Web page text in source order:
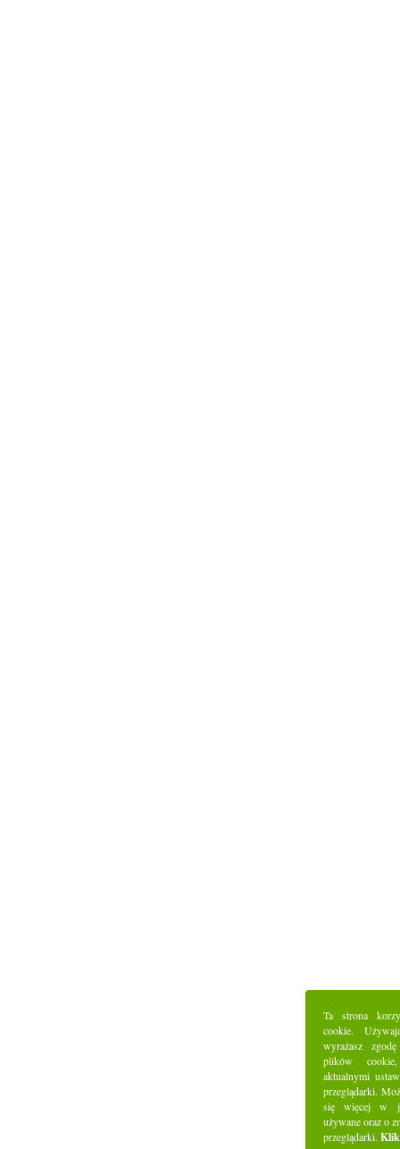
Ta strona
cookie.
wyrażasz
plików
aktualnymi
przeglądarki.
się więcej w
używane oraz o
przeglądarki.